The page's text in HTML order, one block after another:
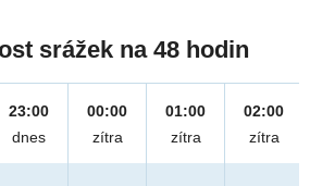
srážek na 48 hodin
23:00
dnes
00:00
zítra
01:00
zítra
02:00
zítra